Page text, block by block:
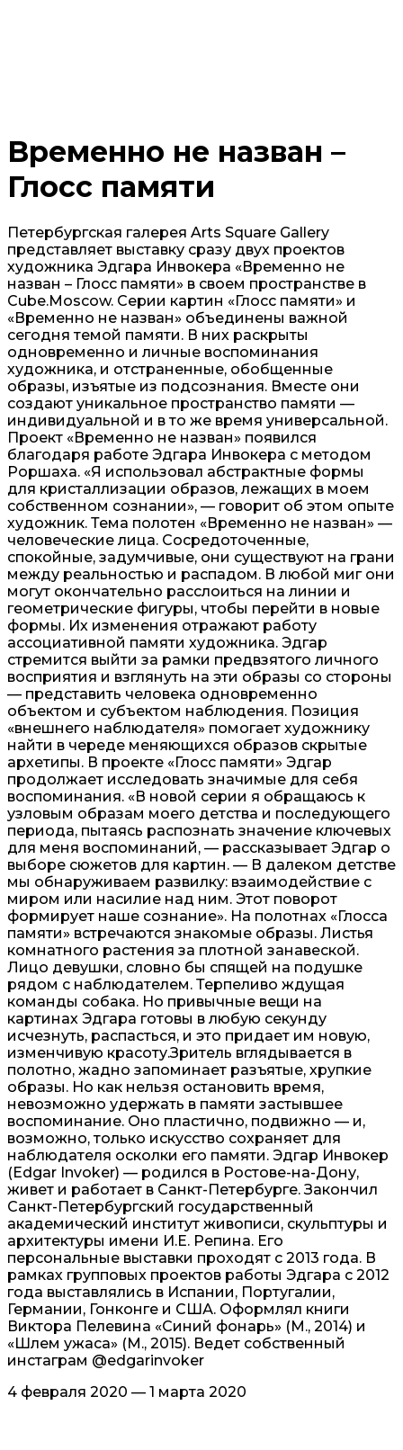
Временно не назван –
Глосс памяти
Петербургская галерея Arts Square Gallery
представляет выставку сразу двух проектов
художника Эдгара Инвокера «Временно не
назван – Глосс памяти» в своем пространстве в
Cube.Moscow. Серии картин «Глосс памяти» и
«Временно не назван» объединены важной
сегодня темой памяти. В них раскрыты
одновременно и личные воспоминания
художника, и отстраненные, обобщенные
образы, изъятые из подсознания. Вместе они
создают уникальное пространство памяти —
индивидуальной и в то же время универсальной.
Проект «Временно не назван» появился
благодаря работе Эдгара Инвокера с методом
Роршаха. «Я использовал абстрактные формы
для кристаллизации образов, лежащих в моем
собственном сознании», — говорит об этом опыте
художник. Тема полотен «Временно не назван» —
человеческие лица. Сосредоточенные,
спокойные, задумчивые, они существуют на грани
между реальностью и распадом. В любой миг они
могут окончательно расслоиться на линии и
геометрические фигуры, чтобы перейти в новые
формы. Их изменения отражают работу
ассоциативной памяти художника. Эдгар
стремится выйти за рамки предвзятого личного
восприятия и взглянуть на эти образы со стороны
— представить человека одновременно
объектом и субъектом наблюдения. Позиция
«внешнего наблюдателя» помогает художнику
найти в череде меняющихся образов скрытые
архетипы. В проекте «Глосс памяти» Эдгар
продолжает исследовать значимые для себя
воспоминания. «В новой серии я обращаюсь к
узловым образам моего детства и последующего
периода, пытаясь распознать значение ключевых
для меня воспоминаний, — рассказывает Эдгар о
выборе сюжетов для картин. — В далеком детстве
мы обнаруживаем развилку: взаимодействие с
миром или насилие над ним. Этот поворот
формирует наше сознание». На полотнах «Глосса
памяти» встречаются знакомые образы. Листья
комнатного растения за плотной занавеской.
Лицо девушки, словно бы спящей на подушке
рядом с наблюдателем. Терпеливо ждущая
команды собака. Но привычные вещи на
картинах Эдгара готовы в любую секунду
исчезнуть, распасться, и это придает им новую,
изменчивую красоту.Зритель вглядывается в
полотно, жадно запоминает разъятые, хрупкие
образы. Но как нельзя остановить время,
невозможно удержать в памяти застывшее
воспоминание. Оно пластично, подвижно — и,
возможно, только искусство сохраняет для
наблюдателя осколки его памяти. Эдгар Инвокер
(Edgar Invoker) — родился в Ростове-на-Дону,
живет и работает в Санкт-Петербурге. Закончил
Санкт-Петербургский государственный
академический институт живописи, скульптуры и
архитектуры имени И.Е. Репина. Его
персональные выставки проходят с 2013 года. В
рамках групповых проектов работы Эдгара с 2012
года выставлялись в Испании, Португалии,
Германии, Гонконге и США. Оформлял книги
Виктора Пелевина «Синий фонарь» (М., 2014) и
«Шлем ужаса» (М., 2015). Ведет собственный
инстаграм @edgarinvoker
4 февраля 2020 — 1 марта 2020